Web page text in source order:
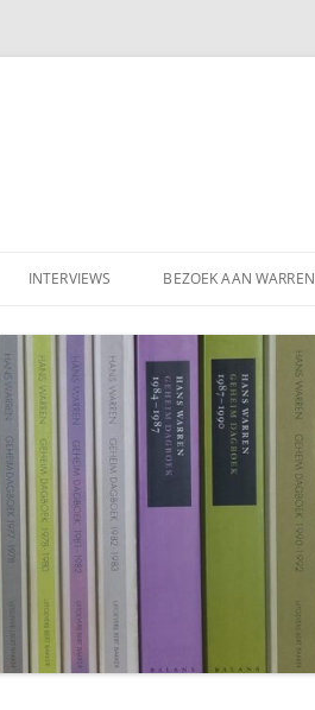
INTERVIEWS BEZOEK AAN WARREN